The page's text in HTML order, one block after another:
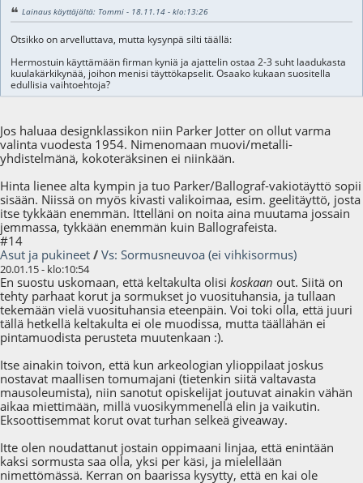
Lainaus käyttäjältä: Tommi - 18.11.14 - klo:13:26
Otsikko on arvelluttava, mutta kysynpä silti täällä:
Hermostuin käyttämään firman kyniä ja ajattelin ostaa 2-3 suht laadukasta
kuulakärkikynää, joihon menisi täyttökapselit. Osaako kukaan suositella
edullisia vaihtoehtoja?
Jos haluaa designklassikon niin Parker Jotter on ollut varma
valinta vuodesta 1954. Nimenomaan muovi/metalli-
yhdistelmänä, kokoteräksinen ei niinkään.
Hinta lienee alta kympin ja tuo Parker/Ballograf-vakiotäyttö sopii
sisään. Niissä on myös kivasti valikoimaa, esim. geelitäyttö, josta
itse tykkään enemmän. Ittelläni on noita aina muutama jossain
jemmassa, tykkään enemmän kuin Ballografeista.
#14
Asut ja pukineet / Vs: Sormusneuvoa (ei vihkisormus)
20.01.15 - klo:10:54
En suostu uskomaan, että keltakulta olisi koskaan out. Siitä on
tehty parhaat korut ja sormukset jo vuosituhansia, ja tullaan
tekemään vielä vuosituhansia eteenpäin. Voi toki olla, että juuri
tällä hetkellä keltakulta ei ole muodissa, mutta täällähän ei
pintamuodista perusteta muutenkaan :).
Itse ainakin toivon, että kun arkeologian ylioppilaat joskus
nostavat maallisen tomumajani (tietenkin siitä valtavasta
mausoleumista), niin sanotut opiskelijat joutuvat ainakin vähän
aikaa miettimään, millä vuosikymmenellä elin ja vaikutin.
Eksoottisemmat korut ovat turhan selkeä giveaway.
Itte olen noudattanut jostain oppimaani linjaa, että enintään
kaksi sormusta saa olla, yksi per käsi, ja mielellään
nimettömässä. Kerran on baarissa kysytty, että en kai ole